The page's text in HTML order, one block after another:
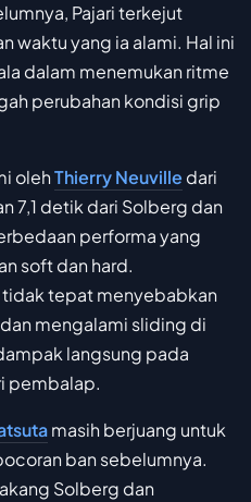
Pajari terkejut
waktu yang ia alami. Hal ini
dalam menemukan ritme
perubahan kondisi grip
olehThierry Neuville dari
7,1 detik dari Solberg dan
performa yang
soft dan hard.
tepat menyebabkan
mengalami sliding di
langsung pada
pembalap.
masih berjuang untuk
ban sebelumnya.
Solberg dan